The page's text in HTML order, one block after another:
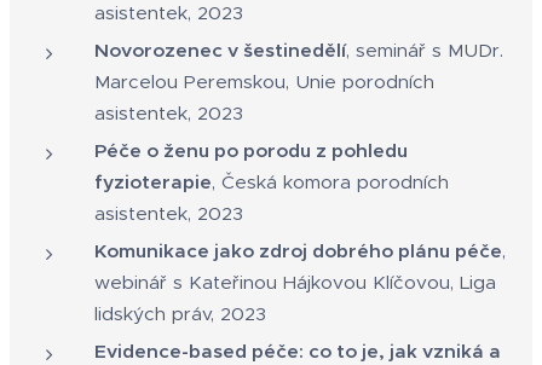
asistentek, 2023
Novorozenec v šestinedělí, seminář s MUDr.
Marcelou Peremskou, Unie porodních
asistentek, 2023
Péče o ženu po porodu z pohledu
fyzioterapie, Česká komora porodních
asistentek, 2023
Komunikace jako zdroj dobrého plánu péče,
webinář s Kateřinou Hájkovou Klíčovou, Liga
lidských práv, 2023
Evidence-based péče: co to je, jak vzniká a